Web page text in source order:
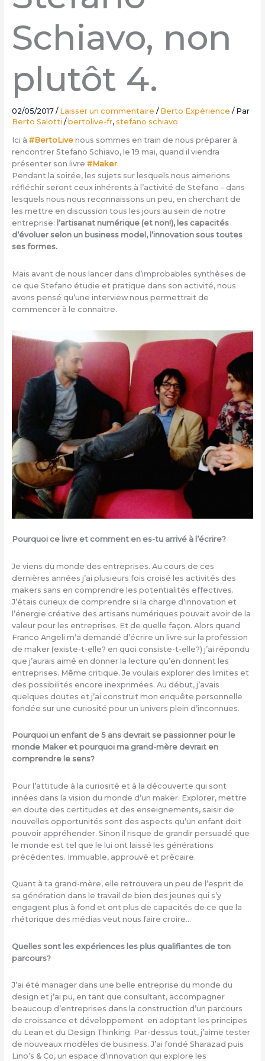
Schiavo, non
plutôt 4.
02/05/2017 / Laisser un commentaire / Berto Expérience / Par
Berto Salotti /bertolive-fr, stefano schiavo
Ici à #BertoLivenous sommes en train de nous préparer à
rencontrer Stefano Schiavo, le 19 mai, quand il viendra
présenter son livre #Maker.
Pendant la soirée, les sujets sur lesquels nous aimerions
réfléchir seront ceux inhérents à l’activité de Stefano – dans
lesquels nous nous reconnaissons un peu, en cherchant de
les mettre en discussion tous les jours au sein de notre
entreprise: l’artisanat numérique (et non!), les capacités
d’évoluer selon un business model, l’innovation sous toutes
ses formes.
Mais avant de nous lancer dans d’improbables synthèses de
ce que Stefano étudie et pratique dans son activité, nous
avons pensé qu’une interview nous permettrait de
commencer à le connaitre.
Pourquoi ce livre et comment en es-tu arrivé à l’écrire?
Je viens du monde des entreprises. Au cours de ces
dernières années j’ai plusieurs fois croisé les activités des
makers sans en comprendre les potentialités effectives.
J’étais curieux de comprendre si la charge d’innovation et
l’énergie créative des artisans numériques pouvait avoir de la
valeur pour les entreprises. Et de quelle façon. Alors quand
Franco Angeli m’a demandé d’écrire un livre sur la profession
de maker (existe-t-elle? en quoi consiste-t-elle?) j’ai répondu
que j’aurais aimé en donner la lecture qu’en donnent les
entreprises. Même critique. Je voulais explorer des limites et
des possibilités encore inexprimées. Au début, j’avais
quelques doutes et j’ai construit mon enquête personnelle
fondée sur une curiosité pour un univers plein d’inconnues.
Pourquoi un enfant de 5 ans devrait se passionner pour le
monde Maker et pourquoi ma grand-mère devrait en
comprendre le sens?
Pour l’attitude à la curiosité et à la découverte qui sont
innées dans la vision du monde d’un maker. Explorer, mettre
en doute des certitudes et des enseignements, saisir de
nouvelles opportunités sont des aspects qu’un enfant doit
pouvoir appréhender. Sinon il risque de grandir persuadé que
le monde est tel que le lui ont laissé les générations
précédentes. Immuable, approuvé et précaire.
Quant à ta grand-mère, elle retrouvera un peu de l’esprit de
sa génération dans le travail de bien des jeunes qui s’y
engagent plus à fond et ont plus de capacités de ce que la
rhétorique des médias veut nous faire croire…
Quelles sont les expériences les plus qualifiantes de ton
parcours?
J’ai été manager dans une belle entreprise du monde du
design et j’ai pu, en tant que consultant, accompagner
beaucoup d’entreprises dans la construction d’un parcours
de croissance et développement en adoptant les principes
du Lean et du Design Thinking. Par-dessus tout, j’aime tester
de nouveaux modèles de business. J’ai fondé Sharazad puis
Lino’s & Co, un espace d’innovation qui explore les